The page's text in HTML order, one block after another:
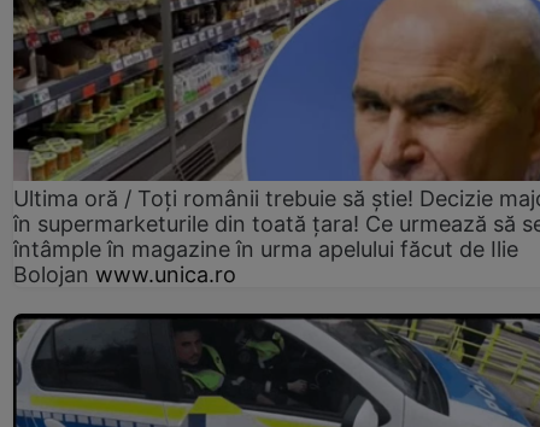
Ultima oră / Toți românii trebuie să știe! Decizie
în supermarketurile din toată țara! Ce urmează să
întâmple în magazine în urma apelului făcut de Ilie
Bolojan www.unica.ro